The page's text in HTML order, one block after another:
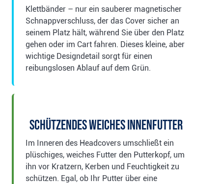
Klettbänder – nur ein sauberer magnetischer
Schnappverschluss, der das Cover sicher an
seinem Platz hält, während Sie über den Platz
gehen oder im Cart fahren. Dieses kleine, aber
wichtige Designdetail sorgt für einen
reibungslosen Ablauf auf dem Grün.
Schützendes weiches Innenfutter
Im Inneren des Headcovers umschließt ein
plüschiges, weiches Futter den Putterkopf, um
ihn vor Kratzern, Kerben und Feuchtigkeit zu
schützen. Egal, ob Ihr Putter über eine